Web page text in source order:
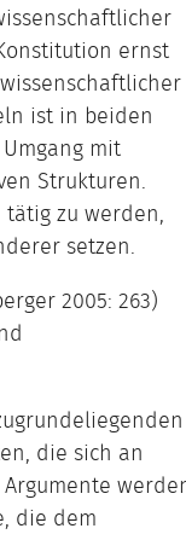
ernst
ist in beiden
mit
Strukturen.
zu werden,
setzen.
2005: 263)
die sich an
Argumente
die dem